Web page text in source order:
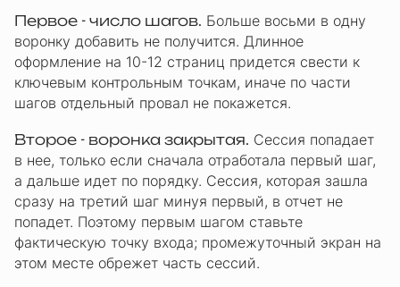
Первое - число шагов. Больше восьми в одну
воронку добавить не получится. Длинное
оформление на 10-12 страниц придется свести к
ключевым контрольным точкам, иначе по части
шагов отдельный провал не покажется.
Второе - воронка закрытая. Сессия попадает
в нее, только если сначала отработала первый шаг,
а дальше идет по порядку. Сессия, которая зашла
сразу на третий шаг минуя первый, в отчет не
попадет. Поэтому первым шагом ставьте
фактическую точку входа; промежуточный экран на
этом месте обрежет часть сессий.